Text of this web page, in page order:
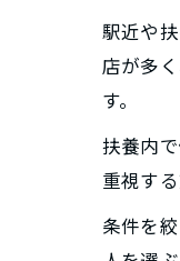
駅近や
店が多
す。
扶養内
重視す
条件を